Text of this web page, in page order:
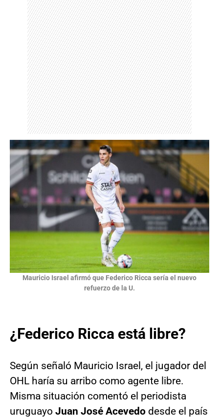
Mauricio Israel afirmó que Federico Ricca sería el nuevo
refuerzo de la U.
¿Federico Ricca está libre?
Según señaló Mauricio Israel, el jugador del
OHL haría su arribo como agente libre.
Misma situación comentó el periodista
uruguayo Juan José Acevedo desde el país